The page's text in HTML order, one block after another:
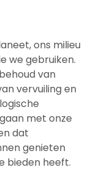
ons milieu
we gebruiken.
van
vervuiling en
met onze
dat
genieten
bieden heeft.